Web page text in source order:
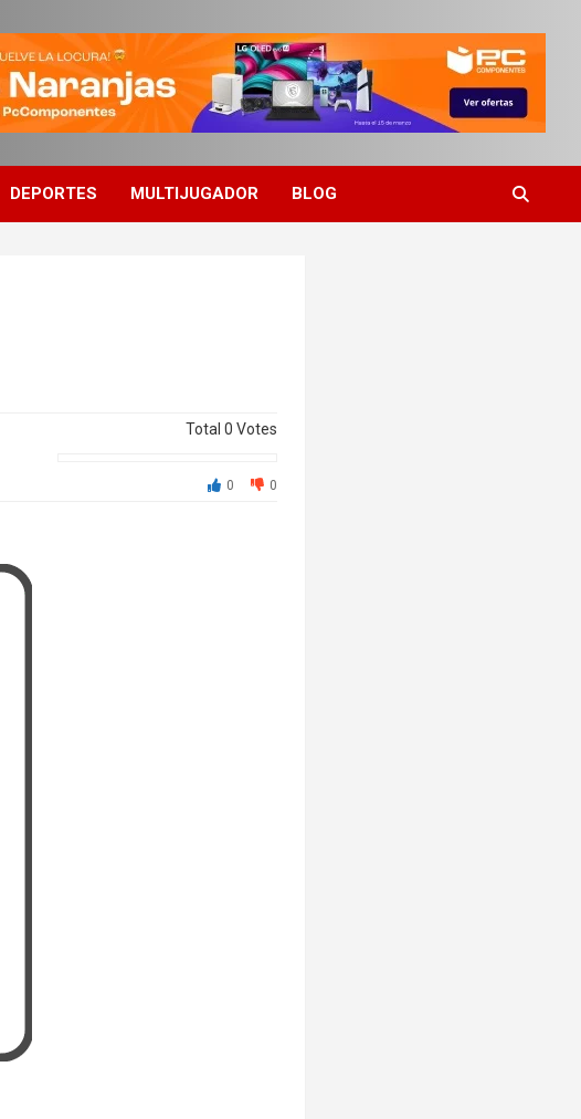
DEPORTES MULTIJUGADOR BLOG
Total 0 Votes
0
0